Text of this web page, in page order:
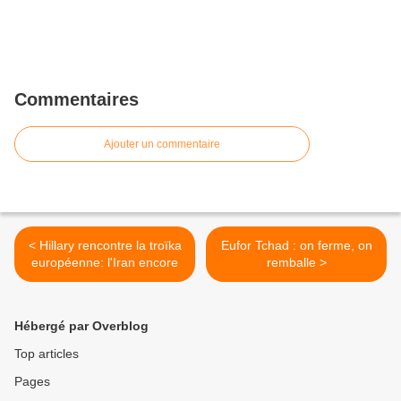
Commentaires
Ajouter un commentaire
< Hillary rencontre la troïka
européenne: l'Iran encore
Eufor Tchad : on ferme, on
remballe >
Hébergé par Overblog
Top articles
Pages